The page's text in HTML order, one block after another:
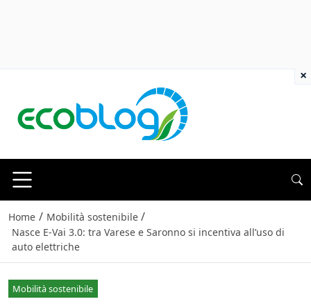
Home / Mobilità sostenibile /
Nasce E-Vai 3.0: tra Varese e Saronno si incentiva all’uso di
auto elettriche
Mobilità sostenibile
×